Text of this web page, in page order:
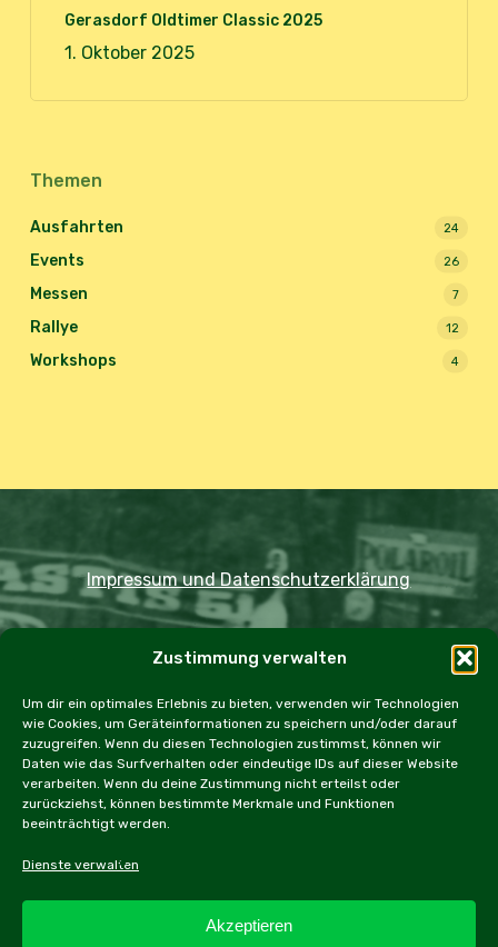
Zustimmung verwalten
Um dir ein optimales Erlebnis zu bieten, verwenden wir Technologien
wie Cookies, um Geräteinformationen zu speichern und/oder darauf
zuzugreifen. Wenn du diesen Technologien zustimmst, können wir
Daten wie das Surfverhalten oder eindeutige IDs auf dieser Website
verarbeiten. Wenn du deine Zustimmung nicht erteilst oder
zurückziehst, können bestimmte Merkmale und Funktionen
beeinträchtigt werden.
Dienste verwalten
Akzeptieren
Gerasdorf Oldtimer Classic 2025
1. Oktober 2025
Themen
Ausfahrten 24
Events 26
Messen 7
Rallye 12
Workshops 4
Impressum und Datenschutzerklärung
Home Ausfahrten Rallye
Events
Messen
Workshops Cookie Policy (EU)
facebook